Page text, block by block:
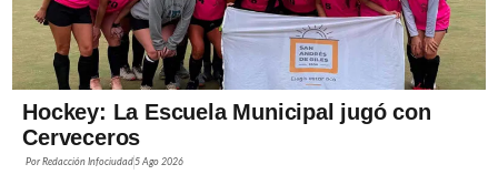
Hockey: La Escuela Municipal jugó con
Cerveceros
PorRedacción Infociudad5 Ago 2026